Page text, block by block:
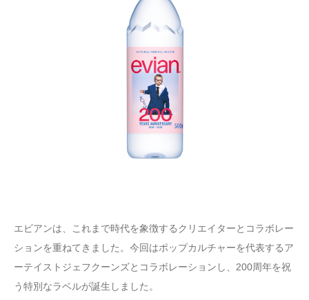
エビアンは、これまで時代を象徴するクリエイターとコラボレー
ションを重ねてきました。今回はポップカルチャーを代表するア
ーテイストジェフクーンズとコラボレーションし、200周年を祝
う特別なラベルが誕生しました。